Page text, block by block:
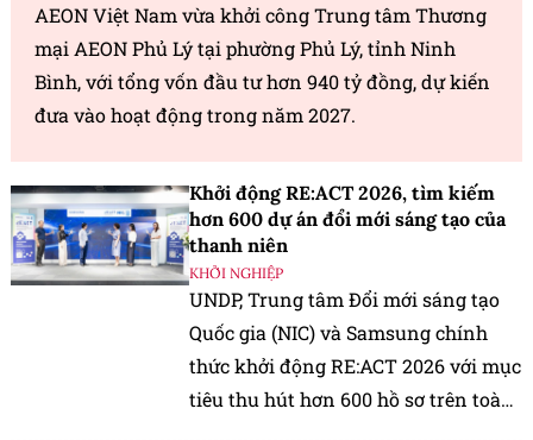
AEON Việt Nam vừa khởi công Trung tâm Thương
mại AEON Phủ Lý tại phường Phủ Lý, tỉnh Ninh
Bình, với tổng vốn đầu tư hơn 940 tỷ đồng, dự kiến
đưa vào hoạt động trong năm 2027.
Khởi động RE:ACT 2026, tìm kiếm
hơn 600 dự án đổi mới sáng tạo của
thanh niên
KHỞI NGHIỆP
UNDP, Trung tâm Đổi mới sáng tạo
Quốc gia (NIC) và Samsung chính
thức khởi động RE:ACT 2026 với mục
tiêu thu hút hơn 600 hồ sơ trên toàn